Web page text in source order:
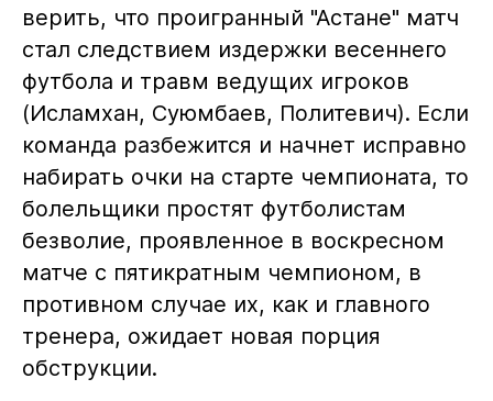
верить, что проигранный "Астане" матч
стал следствием издержки весеннего
футбола и травм ведущих игроков
(Исламхан, Суюмбаев, Политевич). Если
команда разбежится и начнет исправно
набирать очки на старте чемпионата, то
болельщики простят футболистам
безволие, проявленное в воскресном
матче с пятикратным чемпионом, в
противном случае их, как и главного
тренера, ожидает новая порция
обструкции.